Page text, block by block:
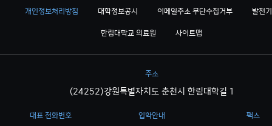
개인정보처리방침 대학정보공시 이메일주소 무단수집거부 발전
한림대학교 의료원 사이트맵
주소
(24252)강원특별자치도 춘천시 한림대학길 1
대표 전화번호 입학안내 팩스